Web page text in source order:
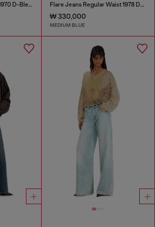
Flare Jeans Low Waist 1970 D-Bleess Flare Jeans Regular Waist 1978 D-Akemi
₩ 330,000
MEDIUM BLUE